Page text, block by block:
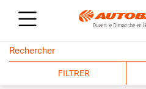
FILTRER